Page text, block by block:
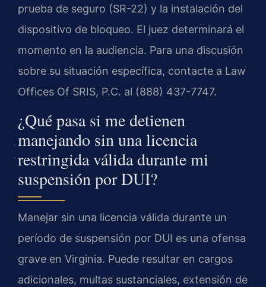
prueba de seguro (SR-22) y la instalación del
dispositivo de bloqueo. El juez determinará el
momento en la audiencia. Para una discusión
sobre su situación específica, contacte a Law
Offices Of SRIS, P.C. al (888) 437-7747.
¿Qué pasa si me detienen
manejando sin una licencia
restringida válida durante mi
suspensión por DUI?
Manejar sin una licencia válida durante un
período de suspensión por DUI es una ofensa
grave en Virginia. Puede resultar en cargos
adicionales, multas sustanciales, extensión de